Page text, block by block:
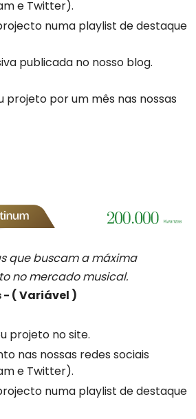
e Twitter).
numa playlist de destaque
publicada no nosso blog.
projeto por um mês nas nossas
que buscam a máxima
no mercado musical.
- ( Variável )
projeto no site.
nas nossas redes sociais
e Twitter).
numa playlist de destaque